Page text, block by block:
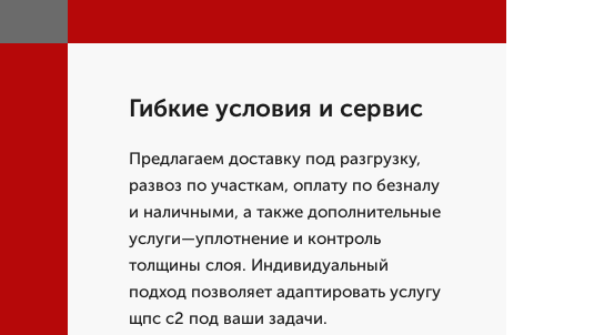
Гибкие условия и сервис
Предлагаем доставку под разгрузку,
развоз по участкам, оплату по безналу
и наличными, а также дополнительные
услуги—уплотнение и контроль
толщины слоя. Индивидуальный
подход позволяет адаптировать услугу
щпс с2 под ваши задачи.